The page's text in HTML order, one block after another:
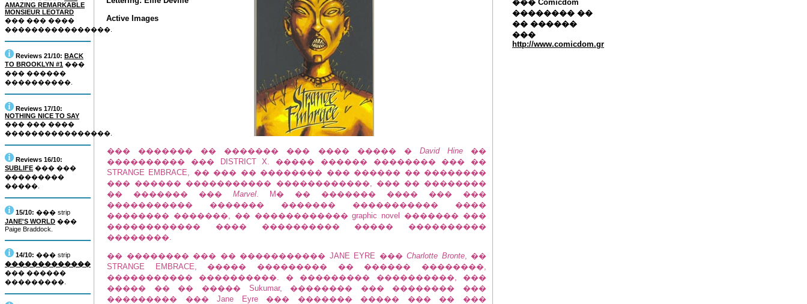
��� Comicdom
�������� ��
�� ������
���
http://www.comicdom.gr
AMAZING REMARKABLE
MONSIEUR LEOTARD
��� ��� ����
����������������.
Reviews 21/10: BACK
TO BROOKLYN #1 ���
��� ������
����������.
Reviews 17/10:
NOTHING NICE TO SAY
��� ��� ����
����������������.
Reviews 16/10:
SUBLIFE ��� ���
���������
�����.
15/10: ��� strip
JANE'S WORLD ���
Paige Braddock.
14/10: ��� strip
�������������
��� ������
���������.
Active Images
��� ������� �� ������� ��� ���� ����� � David Hine��
���������� ��� DISTRICT X. ����� ������ �������� ��� ��
STRANGE EMBRACE, �� ��� �� �������� ��� ������ �� ��������
��� ������ ����������� ������������, ��� �� ��������
�� ������� ��� Marvel. M� �� ������� ���� ��� ���
����������� ������� ������� ����������� ����
�������� �������, �� ������������ graphic novel ������� ���
������������ ���� ���������� ����� ����������
��������.
�� �������� ��� �� ����������� JANE EYRE ��� Charlotte Bronte, ��
STRANGE EMBRACE, ����� ��������� �� ������ ��������,
����������� ����������. � ��������� ����������, ���
����� �� �� ����� Sukumar, �������� ��� �������� ���
��������� ��� Jane Eyre ��� ������� ����� ��� �� ���